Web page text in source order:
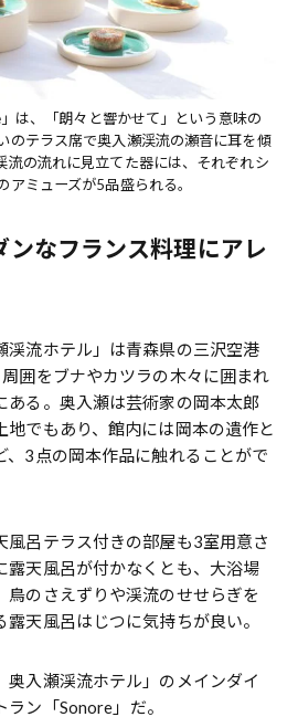
は、「朗々と響かせて」という意味の
のテラス席で奥入瀬渓流の瀬音に耳を傾
流の流れに見立てた器には、それぞれシ
アミューズが5品盛られる。
ンなフランス料理にアレ
渓流ホテル」は青森県の三沢空港
囲をブナやカツラの木々に囲まれ
ある。奥入瀬は芸術家の岡本太郎
地でもあり、館内には岡本の遺作と
、3点の岡本作品に触れることがで
風呂テラス付きの部屋も3室用意さ
露天風呂が付かなくとも、大浴場
鳥のさえずりや渓流のせせらぎを
天風呂はじつに気持ちが良い。
入瀬渓流ホテル」のメインダイ
ン「Sonore」だ。